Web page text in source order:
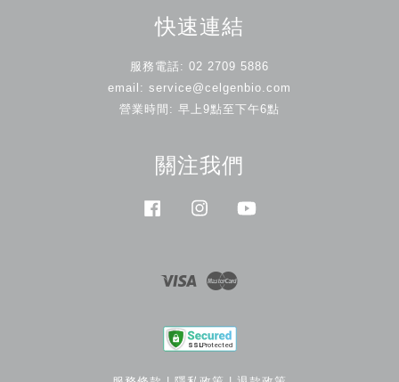
快速連結
服務電話: 02 2709 5886
email: service@celgenbio.com
營業時間: 早上9點至下午6點
關注我們
Facebook Instagram
Visa